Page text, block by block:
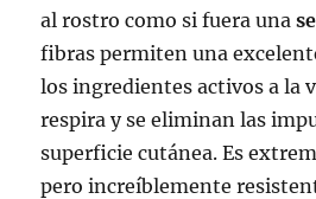
al rostro como si fuera una
fibras permiten una
los ingredientes activos a la
respira y se eliminan las
superficie cutánea. Es
pero increíblemente